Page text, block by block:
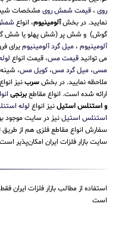
روی ، قیمت شمش رویمشخصات
نمایید. در بخشآلومینیوم، انواع شمش
گوش) و شش پر (شش پهلو یا شش
آلومینیوم ، میل گرد آلومینیومیرای
می توانیدقیمت مس، قیمت انواع
مسی، میل گرد مس، کویل مس،
ملاحظه نمایید. در بخشسربنیز
ارائه شده است. انواع مقاطعبرنجی
و استنلس استیلنیز انواع لوله
استنلس استیلنیز در سایت موجود
سفارش انواع مقاطع فلزی هم از
سایت بازار فلزات ایران امکان‌پذیر
استفاده از مطالب بازار فلزات ایران
است